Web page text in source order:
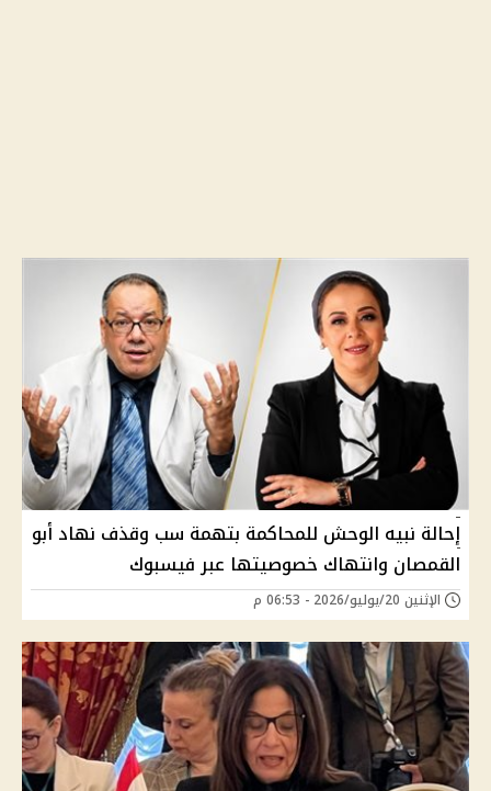
إحالة نبيه الوحش للمحاكمة بتهمة سب وقذف نهاد أبو
القمصان وانتهاك خصوصيتها عبر فيسبوك
الإثنين 20/يوليو/2026 - 06:53 م